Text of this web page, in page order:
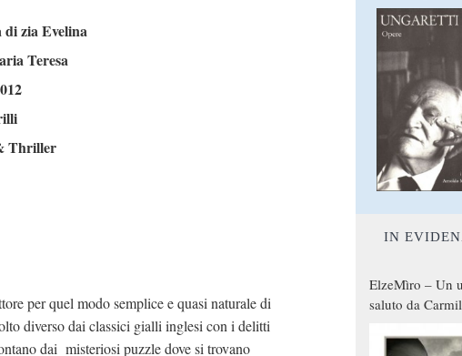
zia Evelina
Teresa
Thriller
per quel modo semplice e quasi naturale di
diverso dai classici gialli inglesi con i delitti
dai misteriosi puzzle dove si trovano
IN
ElzeMìro – Un
saluto da
qualche modo